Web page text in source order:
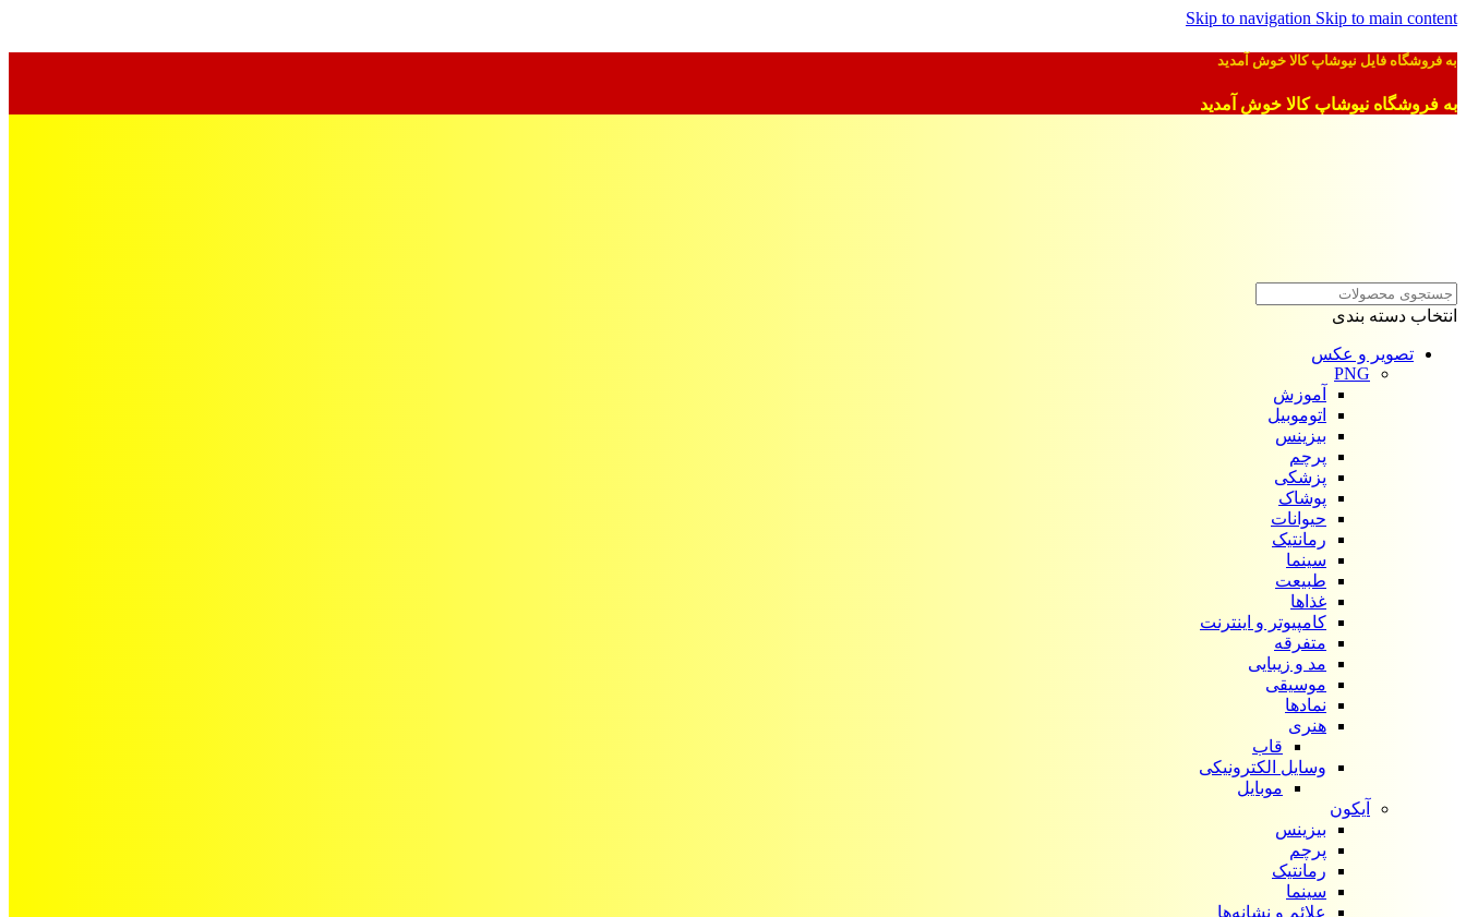
Skip to navigation Skip to main content
به فروشگاه فایل نیوشاپ کالا خوش آمدید
به فروشگاه نیوشاپ کالا خوش آمدید
انتخاب دسته بندی
تصویر و عکس
PNG
آموزش
اتوموبیل
بیزینس
پرچم
پزشکی
پوشاک
حیوانات
رمانتیک
سینما
طبیعت
غذاها
کامپیوتر و اینترنت
متفرقه
مد و زیبایی
موسیقی
نمادها
هنری
قاب
وسایل الکترونیکی
موبایل
آیکون‌
بیزینس
پرچم
رمانتیک
سینما
علائم و نشانه‌ها